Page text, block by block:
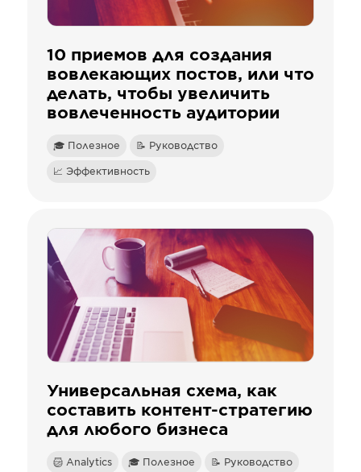
10 приемов для создания
вовлекающих постов, или что
делать, чтобы увеличить
вовлеченность аудитории
🎓 Полезное 📝 Руководство
📈 Эффективность
Универсальная схема, как
составить контент-стратегию
для любого бизнеса
Analytics 🎓 Полезное 📝 Руководство